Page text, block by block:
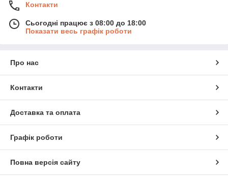
Контакти
Сьогодні працює з 08:00 до 18:00
Показати весь графік роботи
Про нас
Контакти
Доставка та оплата
Графік роботи
Повна версія сайту